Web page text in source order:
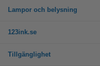
Lampor och belysning
123ink.se
Tillgänglighet